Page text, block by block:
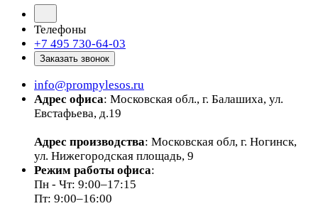
Телефоны
+7 495 730-64-03
Заказать звонок
info@prompylesos.ru
Адрес офиса: Московская обл., г. Балашиха, ул.
Евстафьева, д.19
Адрес производства: Московская обл, г. Ногинск,
ул. Нижегородская площадь, 9
Режим работы офиса:
Пн - Чт: 9:00–17:15
Пт: 9:00–16:00